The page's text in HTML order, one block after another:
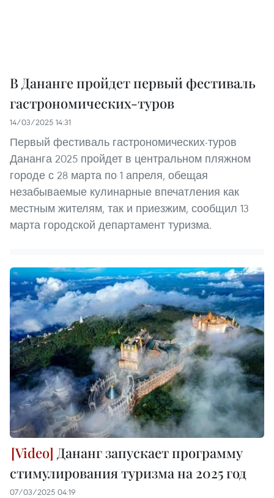
В Дананге пройдет первый фестиваль
гастрономических-туров
14/03/2025 14:31
Первый фестиваль гастрономических-туров
Дананга 2025 пройдет в центральном пляжном
городе с 28 марта по 1 апреля, обещая
незабываемые кулинарные впечатления как
местным жителям, так и приезжим, сообщил 13
марта городской департамент туризма.
Дананг запускает программу
стимулирования туризма на 2025 год
07/03/2025 04:19